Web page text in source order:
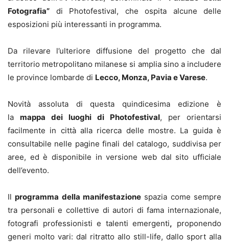
Fotografia” di Photofestival, che ospita alcune delle
esposizioni più interessanti in programma.
Da rilevare l’ulteriore diffusione del progetto che dal
territorio metropolitano milanese si amplia sino a includere
le province lombarde di Lecco, Monza, Pavia e Varese.
Novità assoluta di questa quindicesima edizione è
la mappa dei luoghi di Photofestival, per orientarsi
facilmente in città alla ricerca delle mostre. La guida è
consultabile nelle pagine finali del catalogo, suddivisa per
aree, ed è disponibile in versione web dal sito ufficiale
dell’evento.
Ilprogramma della manifestazione spazia come sempre
tra personali e collettive di autori di fama internazionale,
fotografi professionisti e talenti emergenti, proponendo
generi molto vari: dal ritratto allo still-life, dallo sport alla